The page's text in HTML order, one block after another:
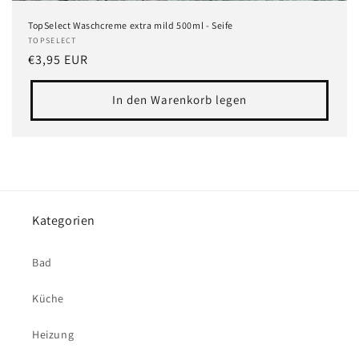
TopSelect Waschcreme extra mild 500ml - Seife
Anbieter:
TOPSELECT
Normaler
Preis
€3,95 EUR
In den Warenkorb legen
Kategorien
Bad
Küche
Heizung